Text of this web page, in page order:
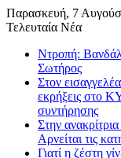
Παρασκευή, 7
Τελευταία Νέα
Ντροπή:
Σωτήρος
Στον
εκρήξεις στο
συντήρησης
Στην
Αρνείται τις
Γιατί η ζέστη